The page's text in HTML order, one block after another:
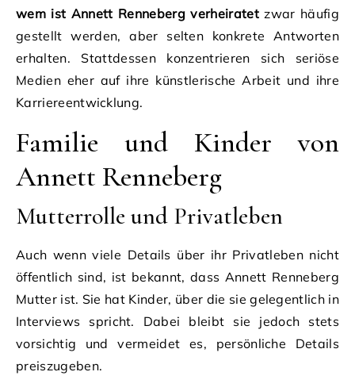
wem ist Annett Renneberg verheiratetzwar häufig
gestellt werden, aber selten konkrete Antworten
erhalten. Stattdessen konzentrieren sich seriöse
Medien eher auf ihre künstlerische Arbeit und ihre
Karriereentwicklung.
Familie und Kinder von
Annett Renneberg
Mutterrolle und Privatleben
Auch wenn viele Details über ihr Privatleben nicht
öffentlich sind, ist bekannt, dass Annett Renneberg
Mutter ist. Sie hat Kinder, über die sie gelegentlich in
Interviews spricht. Dabei bleibt sie jedoch stets
vorsichtig und vermeidet es, persönliche Details
preiszugeben.